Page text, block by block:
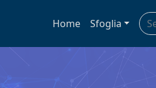
Home Sfoglia